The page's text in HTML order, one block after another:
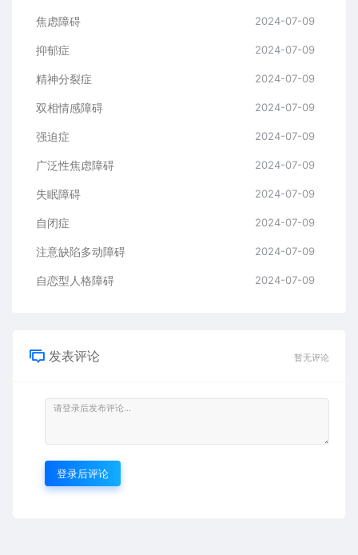
焦虑障碍 2024-07-09
抑郁症 2024-07-09
精神分裂症 2024-07-09
双相情感障碍 2024-07-09
强迫症 2024-07-09
广泛性焦虑障碍 2024-07-09
失眠障碍 2024-07-09
自闭症 2024-07-09
注意缺陷多动障碍 2024-07-09
自恋型人格障碍 2024-07-09
发表评论 暂无评论
登录后评论